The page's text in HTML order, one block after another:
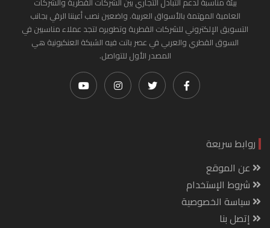
العامية المهتمة بالأسواق العربية. واضعين نصب أعيننا الرقي بجانب
التسويق الإلكتروني للشركات القطرية وتطويره لتجد عملاء مناسبين في
السوق القطري والعربي في عصر باتت فيه الشبكة العنكبونية هي
المصدر الأول للتواصل.
روابط سريعة
عن الموقع
شروط الإستخدام
سياسة الخصوصية
إتصل بنا